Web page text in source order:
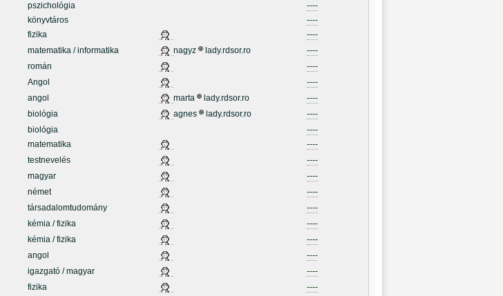
pszichológia ----
könyvtáros ----
fizika ----
matematika / informatika nagyz lady.rdsor.ro ----
román ----
Angol ----
angol marta lady.rdsor.ro ----
biológia agnes lady.rdsor.ro ----
biológia ----
matematika ----
testnevelés ----
magyar ----
német ----
társadalomtudomány ----
kémia / fizika ----
kémia / fizika ----
angol ----
igazgató / magyar ----
fizika ----